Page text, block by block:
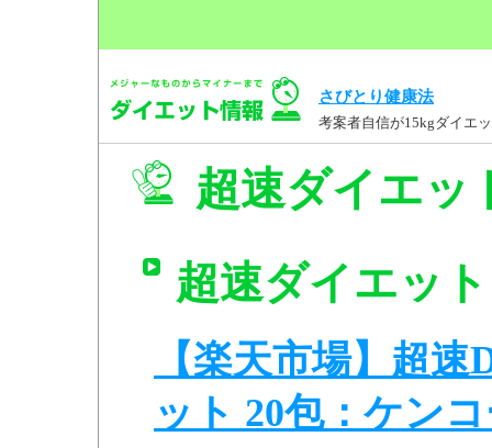
さびとり健康法
考案者自信が15kgダイエ
超速ダイエッ
超速ダイエッ
【楽天市場】超
ット 20包：ケン